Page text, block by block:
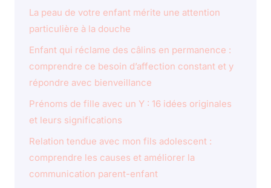
La peau de votre enfant mérite une attention
particulière à la douche
Enfant qui réclame des câlins en permanence :
comprendre ce besoin d’affection constant et y
répondre avec bienveillance
Prénoms de fille avec un Y : 16 idées originales
et leurs significations
Relation tendue avec mon fils adolescent :
comprendre les causes et améliorer la
communication parent-enfant